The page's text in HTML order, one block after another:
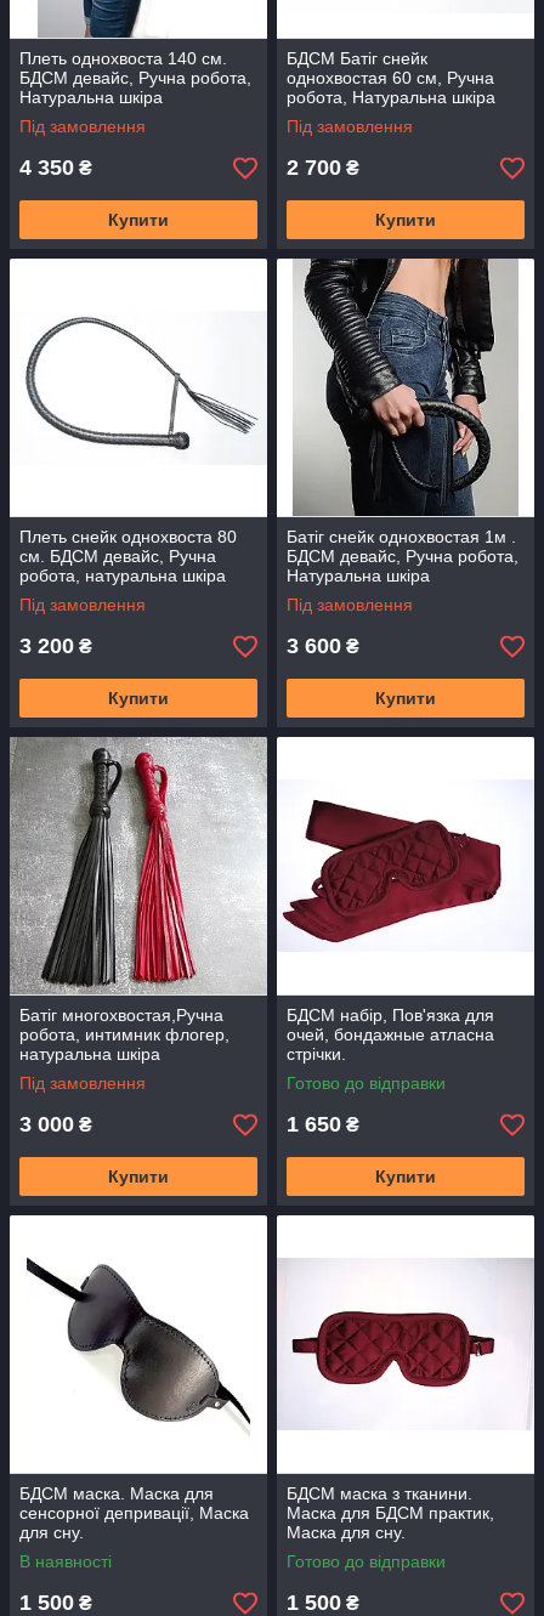
Плеть однохвоста 140 см.
БДСМ девайс, Ручна робота,
Натуральна шкіра
Під замовлення
4 350 ₴
Купити
БДСМ Батіг снейк
однохвостая 60 см, Ручна
робота, Натуральна шкіра
Під замовлення
2 700 ₴
Купити
Плеть снейк однохвоста 80
см. БДСМ девайс, Ручна
робота, натуральна шкіра
Під замовлення
3 200 ₴
Купити
Батіг снейк однохвостая 1м .
БДСМ девайс, Ручна робота,
Натуральна шкіра
Під замовлення
3 600 ₴
Купити
Батіг многохвостая,Ручна
робота, интимник флогер,
натуральна шкіра
Під замовлення
3 000 ₴
Купити
БДСМ набір, Пов'язка для
очей, бондажные атласна
стрічки.
Готово до відправки
1 650 ₴
Купити
БДСМ маска. Маска для
сенсорної депривації, Маска
для сну.
В наявності
1 500 ₴
БДСМ маска з тканини.
Маска для БДСМ практик,
Маска для сну.
Готово до відправки
1 500 ₴